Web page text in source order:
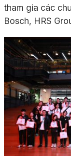
tham gia các
Bosch, HRS